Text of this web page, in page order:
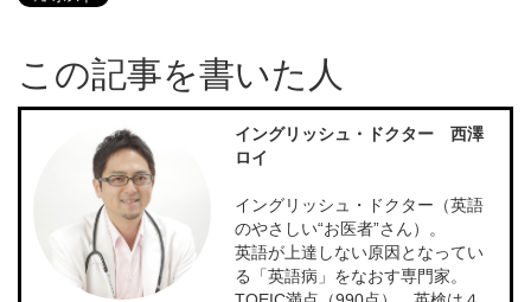
この記事を書いた人
イングリッシュ・ドクター 西澤
ロイ
イングリッシュ・ドクター（英語
のやさしい“お医者”さん）。
英語が上達しない原因となってい
る「英語病」をなおす専門家。